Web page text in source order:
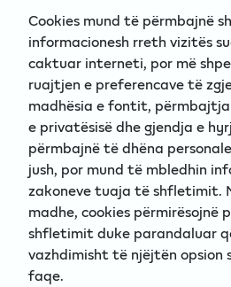
Cookies mund të përmbajnë
informacionesh rreth vizitës
caktuar interneti, por më
ruajtjen e preferencave të
madhësia e fontit,
e privatësisë dhe gjendja e
përmbajnë të dhëna
jush, por mund të mbledhin
zakoneve tuaja të shfletimit.
madhe, cookies përmirësojnë
shfletimit duke parandaluar
vazhdimisht të njëjtën opsion
faqe.